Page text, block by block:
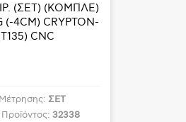
(ΣΕΤ) (ΚΟΜΠΛΕ)
(-4CM) CRYPTON-
CNC
ΣΕΤ
32338